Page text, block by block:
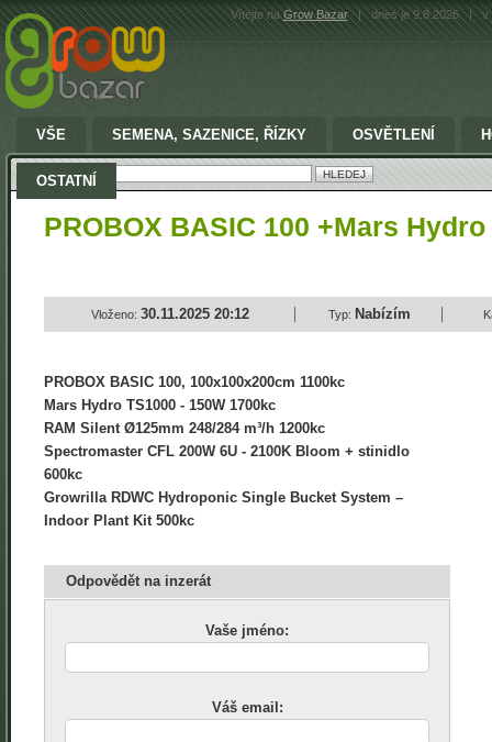
Vítejte naGrow Bazar | dnes je 9.8.2026 | v
VŠE SEMENA, SAZENICE, ŘÍZKY OSVĚTLENÍ
OSTATNÍ
Vyhledat:
PROBOX BASIC 100 +Mars
Vloženo: 30.11.2025 20:12 Typ: Nabízím
PROBOX BASIC 100, 100x100x200cm 1100kc
Mars Hydro TS1000 - 150W 1700kc
RAM Silent Ø125mm 248/284 m³/h 1200kc
Spectromaster CFL 200W 6U - 2100K Bloom + stinidlo
600kc
Growrilla RDWC Hydroponic Single Bucket System –
Indoor Plant Kit 500kc
Odpovědět na inzerát
Vaše jméno:
Váš email: